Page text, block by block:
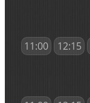
11:00
12:15